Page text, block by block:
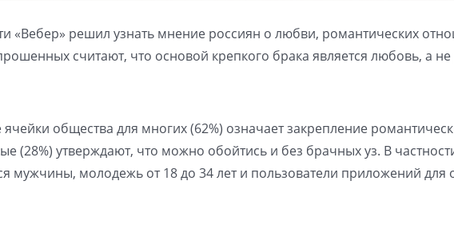
«Вебер» решил узнать мнение россиян о любви, романтических
считают, что основой крепкого брака является любовь, а не
ячейки общества для многих (62%) означает закрепление
(28%) утверждают, что можно обойтись и без брачных уз. В
мужчины, молодежь от 18 до 34 лет и пользователи приложений для